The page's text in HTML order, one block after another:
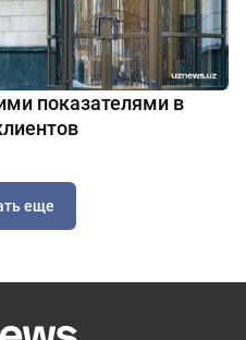
показателями в
еще